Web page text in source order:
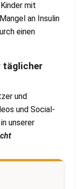
mit
an Insulin
einen
täglicher
und
und Social-
unserer